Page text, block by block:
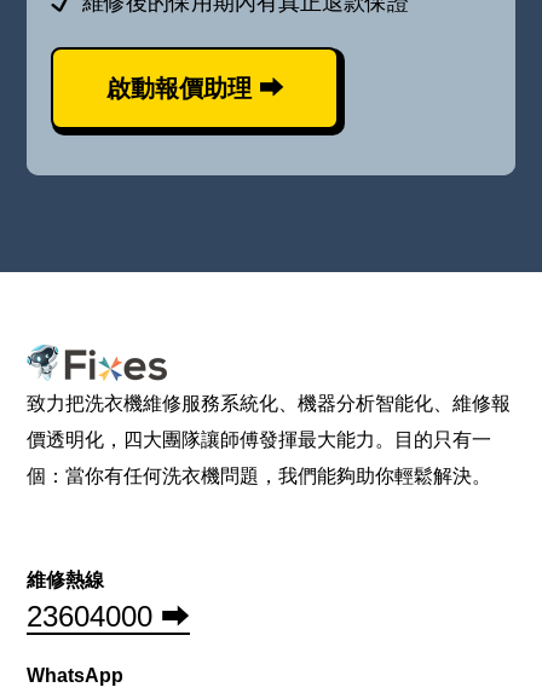
啟動報價助理 ⮕
致力把洗衣機維修服務系統化、機器分析智能化、維修報
價透明化，四大團隊讓師傅發揮最大能力。目的只有一
個：當你有任何洗衣機問題，我們能夠助你輕鬆解決。
維修熱線
23604000 ⮕
WhatsApp